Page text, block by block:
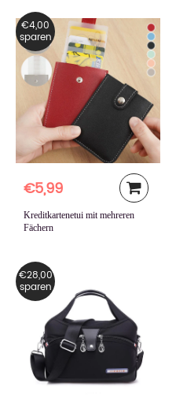
€4,00
sparen
€5,99
Kreditkartenetui mit mehreren
Fächern
€28,00
sparen